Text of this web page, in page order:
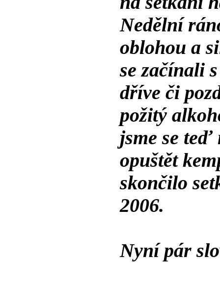
Nedělní
oblohou a
se začínali
dříve či
požitý
jsme se
opuštět
skončilo
2006.
Nyní pár